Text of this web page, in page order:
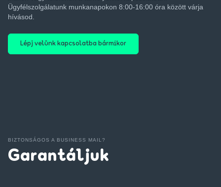
Ügyfélszolgálatunk munkanapokon 8:00-16:00 óra között várja
hívásod.
Lépj velünk kapcsolatba bármikor
BIZTONSÁGOS A BUSINESS MAIL?
Garantáljuk